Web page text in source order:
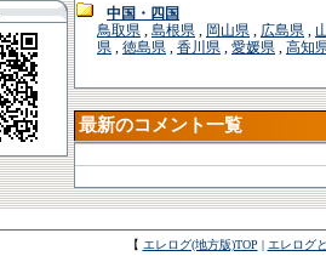
中国・四国
鳥取県 , 島根県 , 岡山県 , 広島県 ,
県 , 徳島県 , 香川県 , 愛媛県 , 高知
最新のコメント一覧
【 エレログ(地方版)TOP | エレログ